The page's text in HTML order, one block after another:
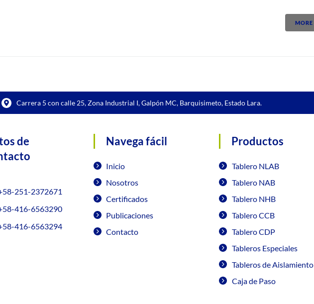
MORE
Carrera 5 con calle 25, Zona Industrial I, Galpón MC, Barquisimeto, Estado Lara.
de
251-2372671
416-6563290
416-6563294
Navega fácil
Inicio
Nosotros
Certificados
Publicaciones
Contacto
Productos
Tablero NLAB
Tablero NAB
Tablero NHB
Tablero CCB
Tablero CDP
Tableros Especiales
Tableros de Aislamiento
Caja de Paso